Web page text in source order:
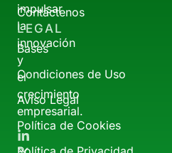
impulsar
la
innovación
y
el
crecimiento
empresarial.
Contáctenos
LEGAL
Bases
Condiciones de Uso
Aviso Legal
Política de Cookies